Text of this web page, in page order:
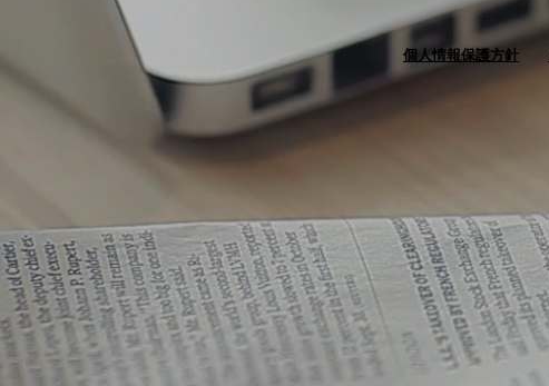
個人情報保護方針